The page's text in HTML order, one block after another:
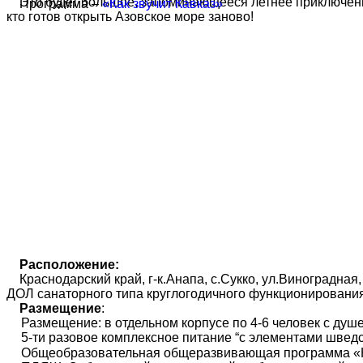
кто готов открыть Азовское море заново!
Программа –«Как звучит Кавказ»
Расположение:
Краснодарский край, г-к.Анапа, с.Сукко,
ДОЛ санаторного типа круглогодичного
Размещение:
Размещение: в отдельном корпусе по 4-6 человек с
5-ти разовое комплексное питание “с элементами
Общеобразовательная общеразвивающая программа